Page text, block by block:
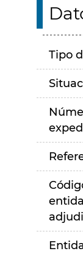
Tipo